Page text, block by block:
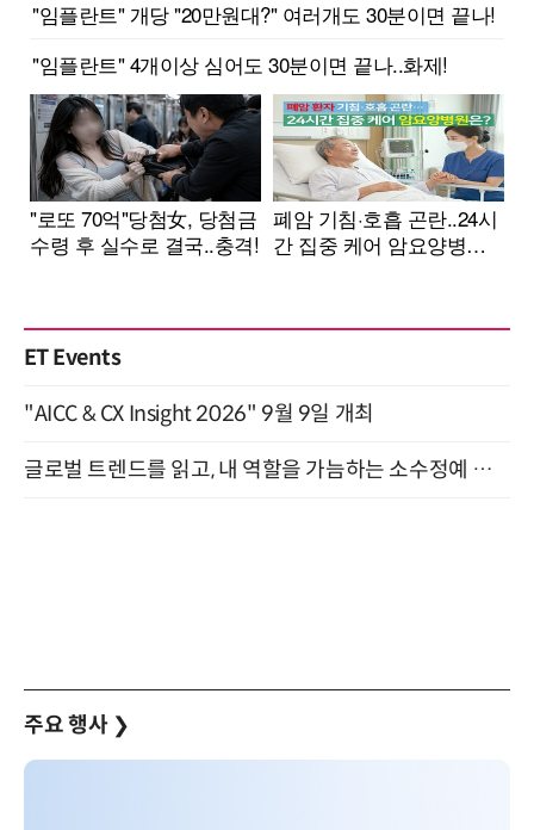
ET Events
"AICC & CX Insight 2026" 9월 9일 개최
글로벌 트렌드를 읽고, 내 역할을 가늠하는 소수정예 실습 워크숍 (8/28)
주요 행사 ❯